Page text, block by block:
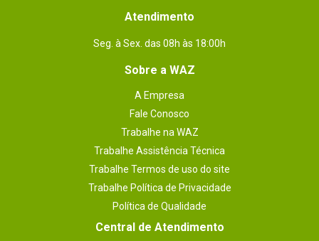
Atendimento
Seg. à Sex. das 08h às 18:00h
Sobre a WAZ
A Empresa
Fale Conosco
Trabalhe na WAZ
Trabalhe Assistência Técnica
Trabalhe Termos de uso do site
Trabalhe Política de Privacidade
Política de Qualidade
Central de Atendimento